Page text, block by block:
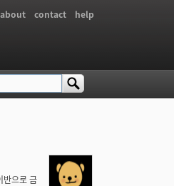
about contact help
반으로 금
찾기